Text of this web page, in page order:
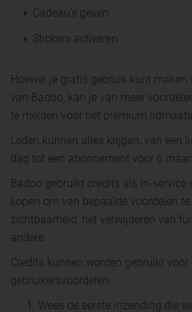
Cadeau’s geven
Stickers activeren
Hoewel je gratis gebruik kunt maken
van Badoo, kan je van meer
te melden voor het premium
Leden kunnen alles krijgen, van een
dag tot een abonnement voor 6
Badoo gebruikt credits als in-service
kopen om van bepaalde voordelen
zichtbaarheid, het verwijderen van
andere.
Credits kunnen worden gebruikt voor
gebruikersvoordelen:
Wees de eerste inzending die